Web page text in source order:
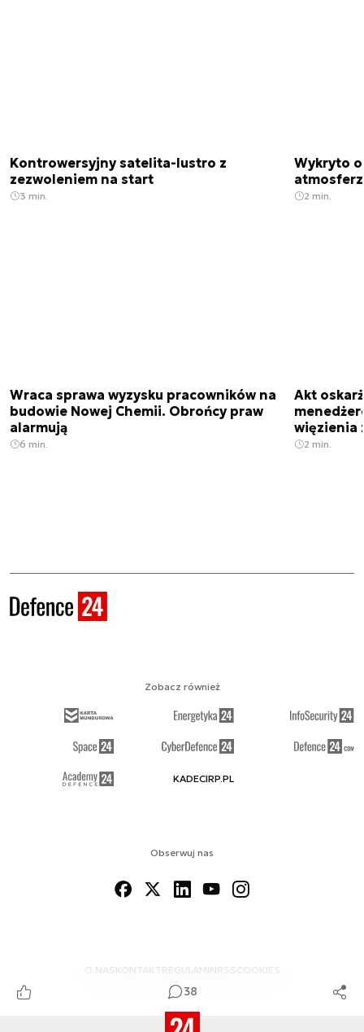
38
Kontrowersyjny satelita-lustro z
zezwoleniem na start
3 min.
Wykryto
2 min.
Wraca sprawa wyzysku pracowników na
budowie Nowej Chemii. Obrońcy praw
alarmują
6 min.
Akt
więzienia
2 min.
Obserwuj nas
O NAS KONTAKTREGULAMINRSS COOKIES
Zobacz również
KADECIRP.PL